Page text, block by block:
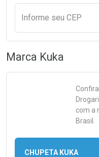
Informe seu CEP
Marca Kuka
com a
Brasil.
CHUPETA KUKA